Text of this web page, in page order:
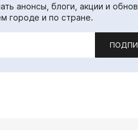
анонсы, блоги, акции и
городе и по стране.